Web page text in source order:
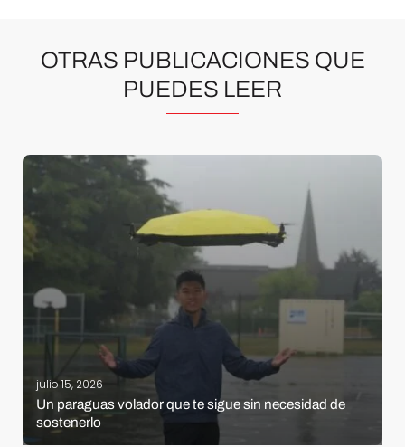
OTRAS PUBLICACIONES QUE
PUEDES LEER
julio 15, 2026
Un paraguas volador que te sigue sin necesidad de
sostenerlo